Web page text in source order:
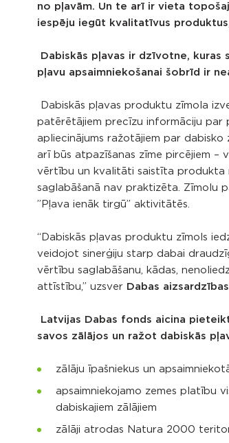
no pļavām. Un te arī ir vieta
iespēju iegūt kvalitatīvus
Dabiskās pļavas ir dzīvotne, kuras
pļavu apsaimniekošanai šobrīd ir
Dabiskās pļavas produktu zīmola
patērētājiem precīzu informāciju par
apliecinājums ražotājiem par dabisko
arī būs atpazīšanas zīme pircējiem –
vērtību un kvalitāti saistīta produkta
saglabāšanā nav praktizēta. Zīmolu
”Pļava ienāk tirgū” aktivitātēs.
“Dabiskās pļavas produktu zīmols
veidojot sinerģiju starp dabai
vērtību saglabāšanu, kādas,
attīstību,” uzsver Dabas
Latvijas Dabas fonds aicina
savos zālājos un ražot dabiskās
zālāju īpašniekus un
apsaimniekojamo zemes platību
dabiskajiem zālājiem
zālāji atrodas Natura 2000